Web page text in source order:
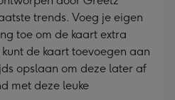
trends. Voeg je eigen
toe om de kaart extra
kunt de kaart toevoegen aan
opslaan om deze later af
met deze leuke